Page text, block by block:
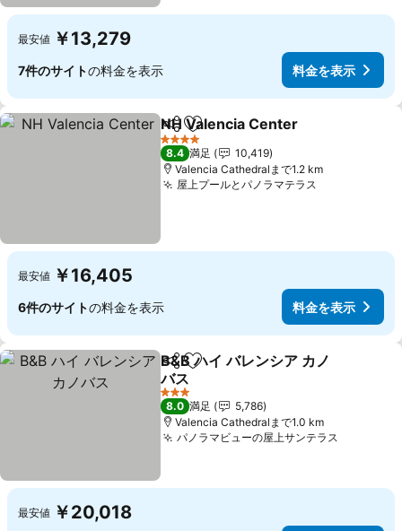
最安値 ￥13,279
7件のサイトの料金を表示 料金を表示
シェアお気に入りに追加
NH Valencia Center
4 ホテルのランク
8.4 満足
10,419
Valencia Cathedralまで1.2 km
屋上プールとパノラマテラス
最安値 ￥16,405
6件のサイトの料金を表示 料金を表示
シェアお気に入りに追加
B&B ハイ バレンシア カノ
バス
3 ホテルのランク
8.0 満足
5,786
Valencia Cathedralまで1.0 km
パノラマビューの屋上サンテラス
最安値 ￥20,018